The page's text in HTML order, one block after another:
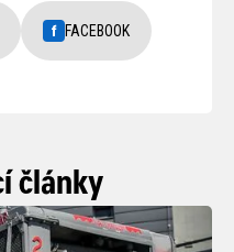
FACEBOOK
články